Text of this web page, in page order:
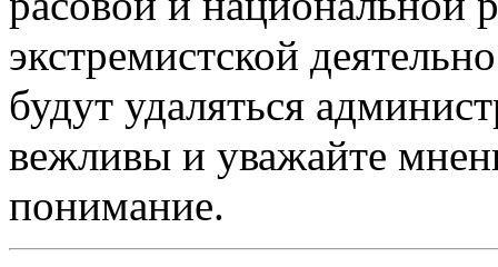
экстремистской
будут удаляться
вежливы и уважайте
понимание.